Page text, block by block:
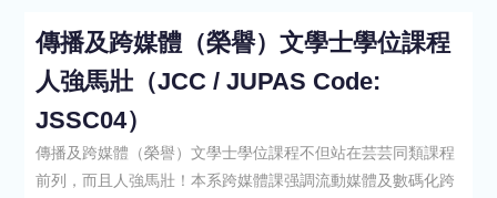
傳播及跨媒體（榮譽）文學士學位課程
人強馬壯（JCC / JUPAS Code:
JSSC04）
傳播及跨媒體（榮譽）文學士學位課程不但站在芸芸同類課程
前列，而且人強馬壯！本系跨媒體課强調流動媒體及數碼化跨